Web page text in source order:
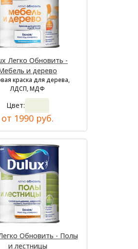
Легко Обновить -
и дерево
краска для дерева,
ЛДСП, МДФ
Цвет:
от 1990 руб.
Обновить - Полы
и лестницы